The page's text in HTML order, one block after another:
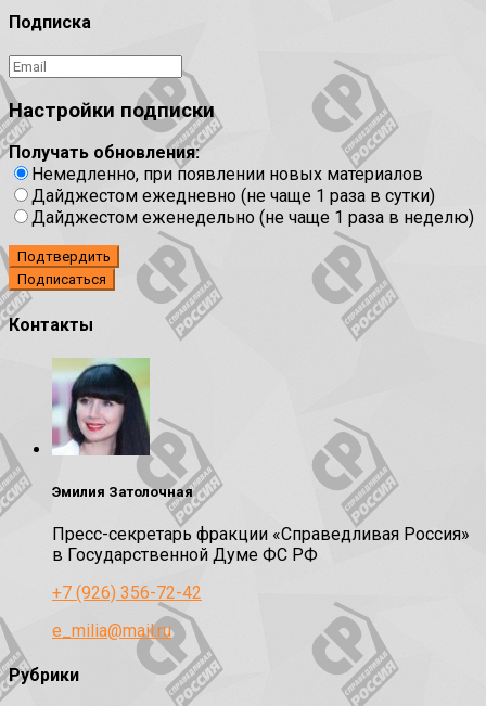
Подписка
Настройки подписки
Получать обновления:
Немедленно, при появлении новых материалов
Дайджестом ежедневно (не чаще 1 раза в сутки)
Дайджестом еженедельно (не чаще 1 раза в неделю)
Подтвердить
Контакты
Эмилия Затолочная
Пресс-секретарь фракции «Справедливая Россия»
в Государственной Думе ФС РФ
+7 (926) 356-72-42
e_milia@mail.ru
Рубрики